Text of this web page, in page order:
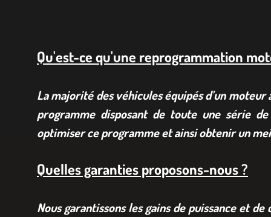
Qu'est-ce qu'une reprogrammation
La majorité des véhicules équipés d’un
programme disposant de toute une série
optimiser ce programme et ainsi obtenir un
Quelles garanties proposons-nous ?
Nous garantissons les gains de puissance et